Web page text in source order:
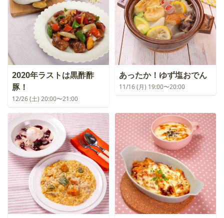
2020年ラストは黒酢酢
豚！
12/26 (土) 20:00〜21:00
あったか！ゆず塩おでん
11/16 (月) 19:00〜20:00